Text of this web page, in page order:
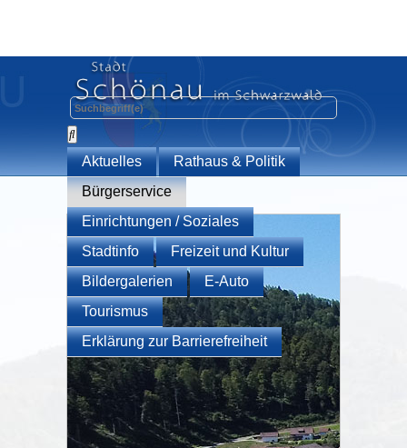
Aktuelles
Rathaus & Politik
Bürgerservice
Einrichtungen / Soziales
Stadtinfo
Freizeit und Kultur
Bildergalerien
E-Auto
Tourismus
Erklärung zur Barrierefreiheit